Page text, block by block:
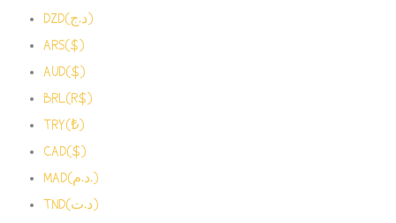
DZD(د.ج)
ARS($)
AUD($)
BRL(R$)
TRY(₺)
CAD($)
MAD(د.م.)
TND(د.ت)